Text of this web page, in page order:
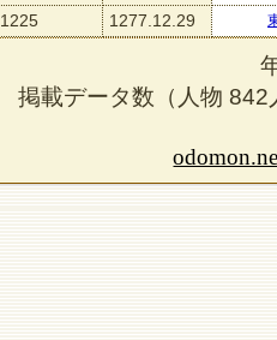
1225 1277.12.29
掲載データ数（人物842